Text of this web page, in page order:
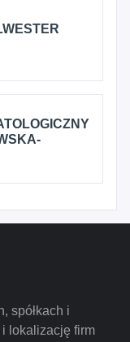
spółkach i
i lokalizację firm